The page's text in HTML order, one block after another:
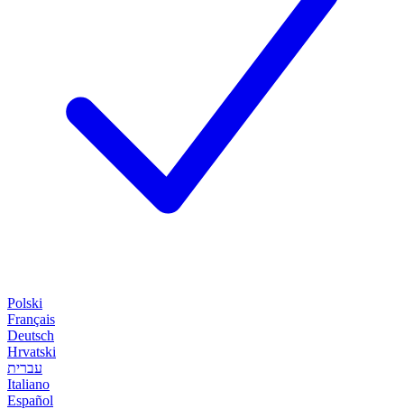
Polski
Français
Deutsch
Hrvatski
עברית
Italiano
Español